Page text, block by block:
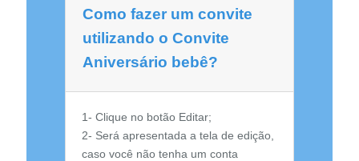
Como fazer um convite
utilizando o Convite
Aniversário bebê?
1- Clique no botão Editar;
2- Será apresentada a tela de edição,
caso você não tenha um conta